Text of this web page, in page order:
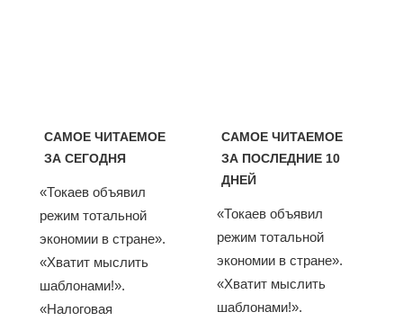
САМОЕ ЧИТАЕМОЕ
ЗА СЕГОДНЯ
«Токаев объявил
режим тотальной
экономии в стране».
«Хватит мыслить
шаблонами!».
«Налоговая
САМОЕ ЧИТАЕМОЕ
ЗА ПОСЛЕДНИЕ 10
ДНЕЙ
«Токаев объявил
режим тотальной
экономии в стране».
«Хватит мыслить
шаблонами!».